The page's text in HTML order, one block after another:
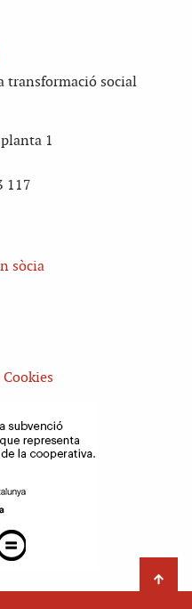
transformació social
1
117
sòcia